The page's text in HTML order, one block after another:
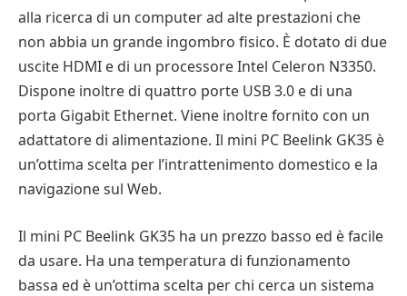
alla ricerca di un computer ad alte prestazioni che
non abbia un grande ingombro fisico. È dotato di due
uscite HDMI e di un processore Intel Celeron N3350.
Dispone inoltre di quattro porte USB 3.0 e di una
porta Gigabit Ethernet. Viene inoltre fornito con un
adattatore di alimentazione. Il mini PC Beelink GK35 è
un’ottima scelta per l’intrattenimento domestico e la
navigazione sul Web.
Il mini PC Beelink GK35 ha un prezzo basso ed è facile
da usare. Ha una temperatura di funzionamento
bassa ed è un’ottima scelta per chi cerca un sistema